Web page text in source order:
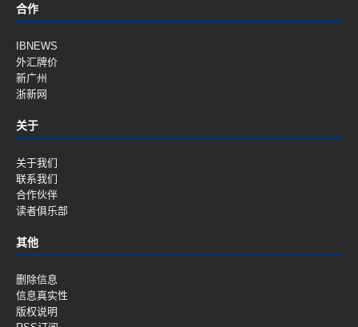
合作
IBNEWS
外汇牌价
新广州
浙新网
关于
关于我们
联系我们
合作伙伴
读者俱乐部
其他
删除信息
信息真实性
版权说明